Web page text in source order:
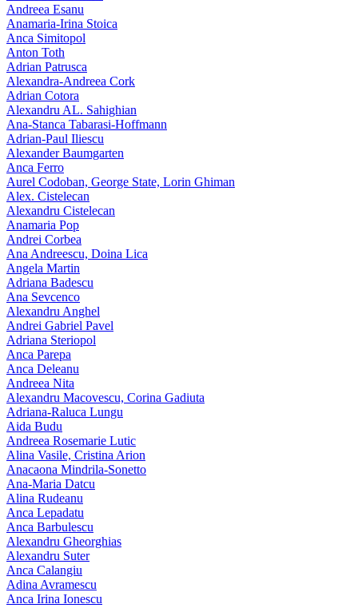
Andreea Esanu
Anamaria-Irina Stoica
Anca Simitopol
Anton Toth
Adrian Patrusca
Alexandra-Andreea Cork
Adrian Cotora
Alexandru AL. Sahighian
Ana-Stanca Tabarasi-Hoffmann
Adrian-Paul Iliescu
Alexander Baumgarten
Anca Ferro
Aurel Codoban, George State, Lorin Ghiman
Alex. Cistelecan
Alexandru Cistelecan
Anamaria Pop
Andrei Corbea
Ana Andreescu, Doina Lica
Angela Martin
Adriana Badescu
Ana Sevcenco
Alexandru Anghel
Andrei Gabriel Pavel
Adriana Steriopol
Anca Parepa
Anca Deleanu
Andreea Nita
Alexandru Macovescu, Corina Gadiuta
Adriana-Raluca Lungu
Aida Budu
Andreea Rosemarie Lutic
Alina Vasile, Cristina Arion
Anacaona Mindrila-Sonetto
Ana-Maria Datcu
Alina Rudeanu
Anca Lepadatu
Anca Barbulescu
Alexandru Gheorghias
Alexandru Suter
Anca Calangiu
Adina Avramescu
Anca Irina Ionescu